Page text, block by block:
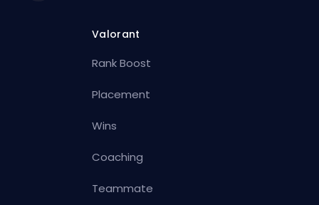
Valorant
Rank Boost
Placement
Wins
Coaching
Teammate